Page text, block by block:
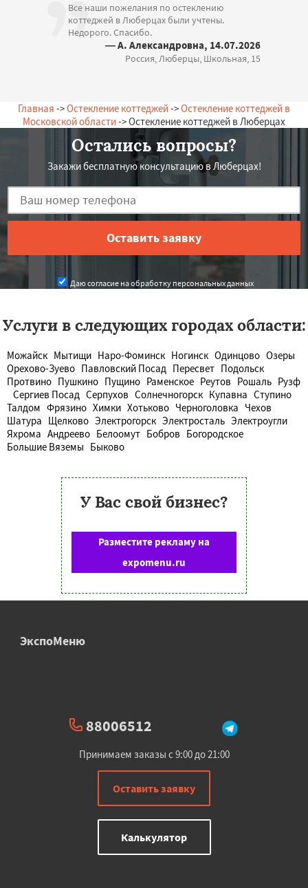
Все наши пожелания по остеклению
коттеджей в Люберцах были учтены.
Недорого. Спасибо.
— А. Александровна, 14.07.2026
Россия, Люберцы, Школьная, 15
Главная ->Остекление коттеджей->Остекление коттеджей в
Московской области-> Остекление коттеджей в Люберцах
Остались вопросы?
Закажи бесплатную консультацию в Люберцах!
Даю согласие на обработку персональных данных
Услуги в следующих городах области:
Можайск Мытищи Наро-Фоминск Ногинск Одинцово Озеры
Орехово-Зуево Павловский Посад Пересвет Подольск
Протвино Пушкино Пущино Раменское Реутов Рошаль Рузф
Сергиев Посад Серпухов Солнечногорск Купавна Ступино
Талдом Фрязино Химки Хотьково Черноголовка Чехов
Шатура Щелково Электрогорск Электросталь Электроугли
Яхрома Андреево Белоомут Бобров Богородское
Большие Вяземы Быково
У Вас свой бизнес?
Разместите рекламу на
expomenu.ru
ЭкспоМеню
88006512
Принимаем заказы с 9:00 до 21:00
Оставить заявку
Калькулятор